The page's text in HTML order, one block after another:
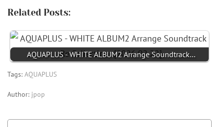
Related Posts:
AQUAPLUS - WHITE ALBUM2 Arrange Soundtrack…
Tags: AQUAPLUS
Author: jpop